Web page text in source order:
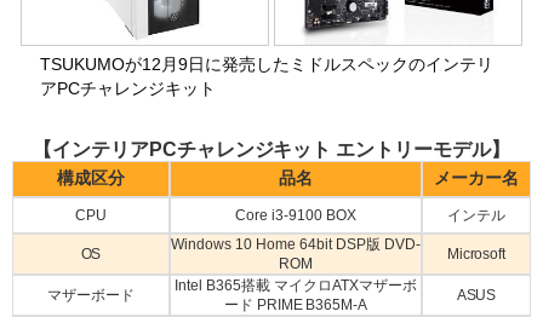
TSUKUMOが12月9日に発売したミドルスペックのインテリ
アPCチャレンジキット
【インテリアPCチャレンジキット エントリーモデル】
構成区分 品名 メーカー名
CPU Core i3-9100 BOX インテル
OS
Windows 10 Home 64bit DSP版 DVD-
ROM
Microsoft
マザーボード
Intel B365搭載 マイクロATXマザーボ
ード PRIME B365M-A
ASUS